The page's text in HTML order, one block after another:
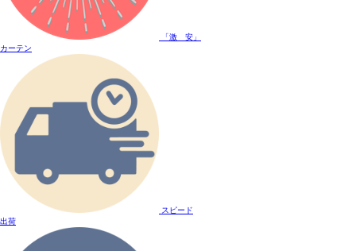
「激 安」
カーテン
スピード
出荷